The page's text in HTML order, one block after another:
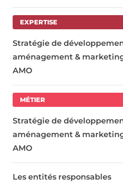
EXPERTISE
Stratégie de
aménagement &
AMO
MÉTIER
Stratégie de
aménagement &
AMO
Les entités responsables